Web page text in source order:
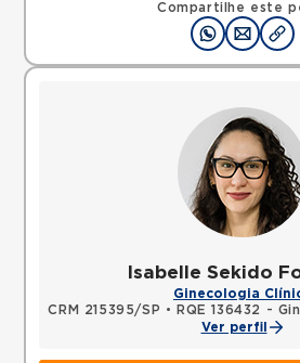
Compartilhe este
Isabelle Sekido
Ginecologia
CRM 215395/SP •
RQE 136432 -
Ver perfil